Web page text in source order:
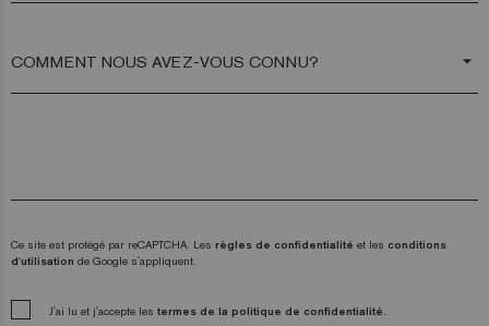
arrow_drop_down
Ce site est protégé par reCAPTCHA. Les règles de confidentialité et les conditions
d'utilisation de Google s'appliquent.
J'ai lu et j'accepte les termes de la politique de confidentialité.